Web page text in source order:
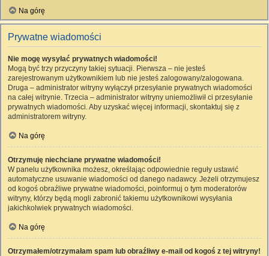
Na górę
Prywatne wiadomości
Nie mogę wysyłać prywatnych wiadomości!
Mogą być trzy przyczyny takiej sytuacji. Pierwsza – nie jesteś
zarejestrowanym użytkownikiem lub nie jesteś zalogowany/zalogowana.
Druga – administrator witryny wyłączył przesyłanie prywatnych wiadomości
na całej witrynie. Trzecia – administrator witryny uniemożliwił ci przesyłanie
prywatnych wiadomości. Aby uzyskać więcej informacji, skontaktuj się z
administratorem witryny.
Na górę
Otrzymuję niechciane prywatne wiadomości!
W panelu użytkownika możesz, określając odpowiednie reguły ustawić
automatyczne usuwanie wiadomości od danego nadawcy. Jeżeli otrzymujesz
od kogoś obraźliwe prywatne wiadomości, poinformuj o tym moderatorów
witryny, którzy będą mogli zabronić takiemu użytkownikowi wysyłania
jakichkolwiek prywatnych wiadomości.
Na górę
Otrzymałem/otrzymałam spam lub obraźliwy e-mail od kogoś z tej witryny!